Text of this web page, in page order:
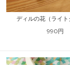
ディルの花（ライト
990円